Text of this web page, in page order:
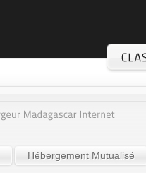
Hébergement Mutualisé